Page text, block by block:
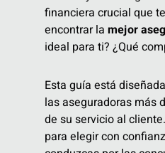
financiera crucial que
encontrar la mejor
ideal para ti? ¿Qué
Esta guía está
las aseguradoras más
de su servicio al
para elegir con